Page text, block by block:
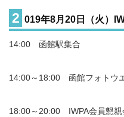
2 019年8月20日（火）
14:00 函館駅集合
14:00～18:00 函館フォトウ
18:00～20:00 IWPA会員懇親